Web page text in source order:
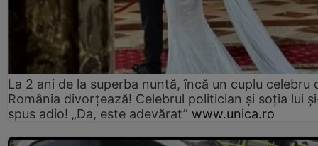
La 2 ani de la superba nuntă, încă un cuplu celebru
România divorțează! Celebrul politician și soția lui
spus adio! „Da, este adevărat” www.unica.ro